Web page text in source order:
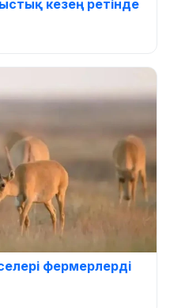
кезең ретінде
фермерлерді